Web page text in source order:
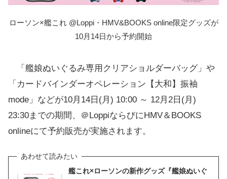
ローソン×艦これ @Loppi・HMV&BOOKS online限定グッズが
10月14日から予約開始
「艦娘ぬいぐるみ専用クリアショルダーバッグ」や
「カードバインダーオペレーション【大和】振袖
mode」などが10月14日(月) 10:00 ～ 12月2日(月)
23:30までの期間、＠LoppiならびにHMV＆BOOKS
onlineにて予約販売が実施されます。
艦これ×ローソンの新作グッズ『艦娘ぬいぐ